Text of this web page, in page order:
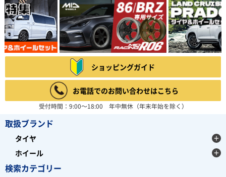
ショッピングガイド
お電話でのお問い合わせはこちら
受付時間：9:00～18:00 年中無休（年末年始を除く）
取扱ブランド
タイヤ
ホイール
検索カテゴリー